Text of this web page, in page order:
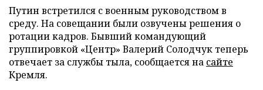
Путин встретился с военным руководством в
среду. На совещании были озвучены решения о
ротации кадров. Бывший командующий
группировкой «Центр» Валерий Солодчук теперь
отвечает за службы тыла, сообщается на сайте
Кремля.